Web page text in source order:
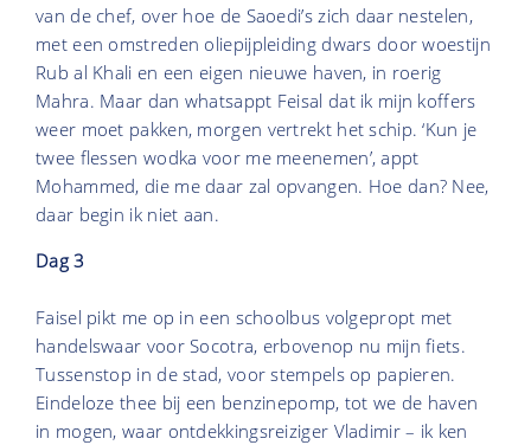
van de chef, over hoe de Saoedi’s zich daar nestelen,
met een omstreden oliepijpleiding dwars door woestijn
Rub al Khali en een eigen nieuwe haven, in roerig
Mahra. Maar dan whatsappt Feisal dat ik mijn koffers
weer moet pakken, morgen vertrekt het schip. ‘Kun je
twee flessen wodka voor me meenemen’, appt
Mohammed, die me daar zal opvangen. Hoe dan? Nee,
daar begin ik niet aan.
Dag 3
Faisel pikt me op in een schoolbus volgepropt met
handelswaar voor Socotra, erbovenop nu mijn fiets.
Tussenstop in de stad, voor stempels op papieren.
Eindeloze thee bij een benzinepomp, tot we de haven
in mogen, waar ontdekkingsreiziger Vladimir – ik ken